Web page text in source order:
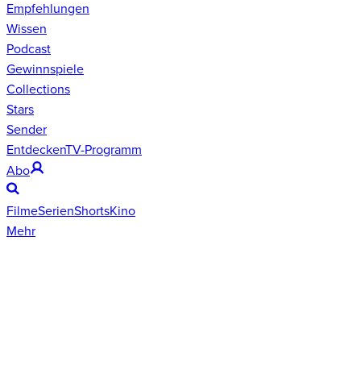
Empfehlungen
Wissen
Podcast
Gewinnspiele
Collections
Stars
Sender
EntdeckenTV-Programm
Abo
FilmeSerienShortsKino
Mehr